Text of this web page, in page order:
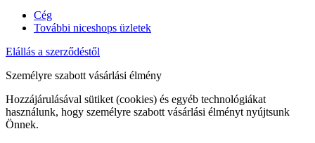
Cég
További niceshops üzletek
Elállás a szerződéstől
Személyre szabott vásárlási élmény
Hozzájárulásával sütiket (cookies) és egyéb technológiákat
használunk, hogy személyre szabott vásárlási élményt nyújtsunk
Önnek.